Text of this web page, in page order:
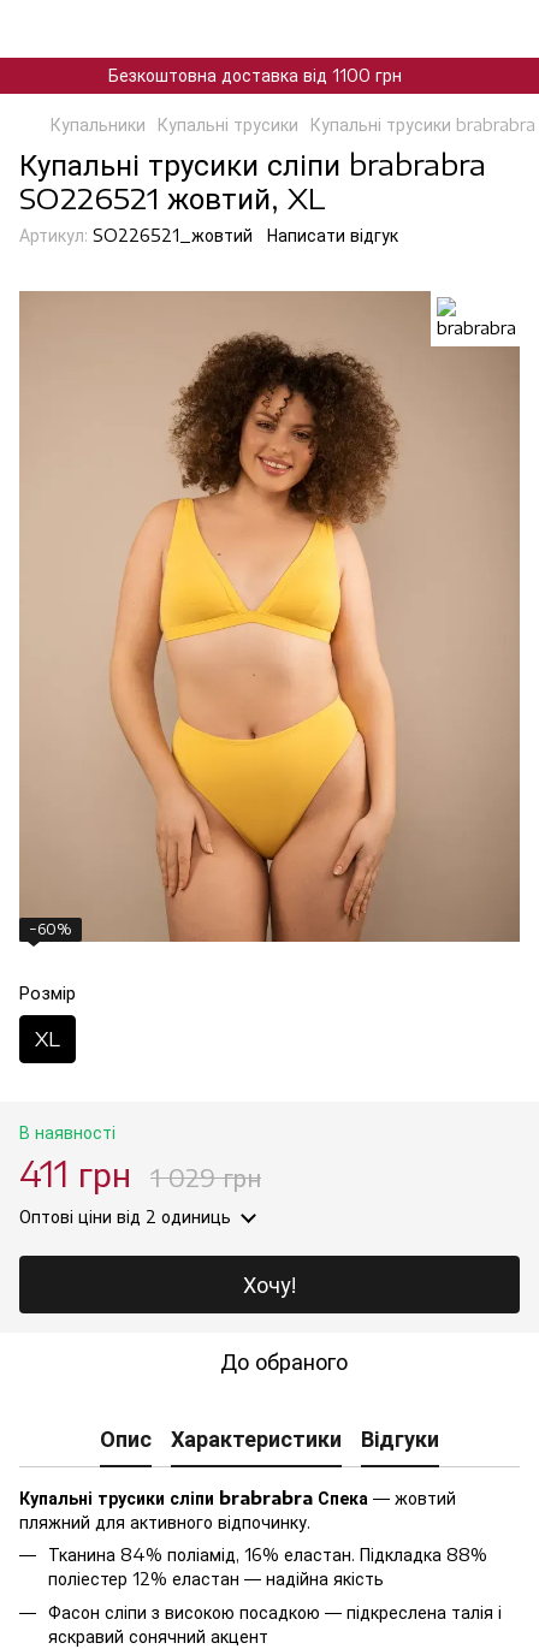
Безкоштовна доставка від 1100 грн
Купальники Купальні трусики Купальні трусики brabrabra
Купальні трусики сліпи brabrabra
SO226521 жовтий, XL
Артикул: SO226521_жовтий Написати відгук
−60%
Розмір
XL
В наявності
411 грн 1 029 грн
Оптові ціни від 2 одиниць
Хочу!
До обраного
Опис Характеристики Відгуки
Купальні трусики сліпи brabrabra Спека — жовтий
пляжний для активного відпочинку.
Тканина 84% поліамід, 16% еластан. Підкладка 88%
поліестер 12% еластан — надійна якість
Фасон сліпи з високою посадкою — підкреслена талія і
яскравий сонячний акцент